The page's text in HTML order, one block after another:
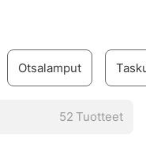
korvaamaton, kun
puhu karppikalastajan
Otsalamput
52 Tuotteet